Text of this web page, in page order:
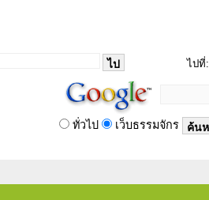
ไปที่:
ทั่วไป เว็บธรรมจักร